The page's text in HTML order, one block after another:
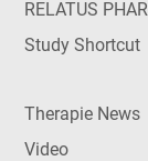
RELATUS
Study Shortcut
Therapie News
Video